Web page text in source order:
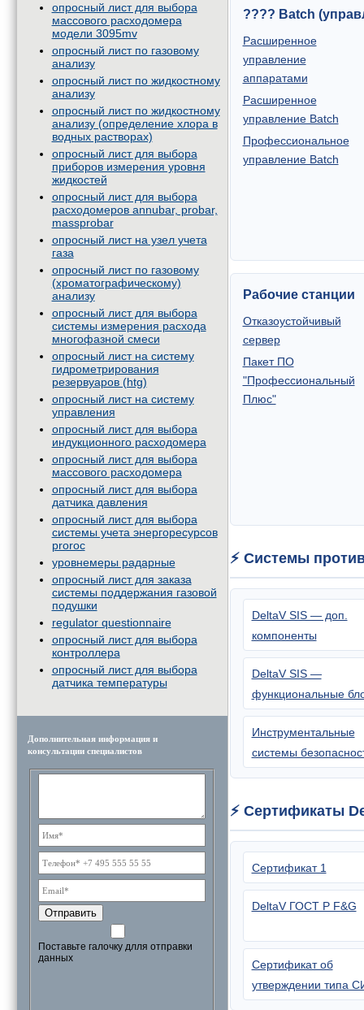
опросный лист для выбора
массового расходомера
модели 3095mv
опросный лист по газовому
анализу
опросный лист по жидкостному
анализу
опросный лист по жидкостному
анализу (определение хлора в
водных растворах)
опросный лист для выбора
приборов измерения уровня
жидкостей
опросный лист для выбора
расходомеров annubar, probar,
massprobar
опросный лист на узел учета
газа
опросный лист по газовому
(хроматографическому)
анализу
опросный лист для выбора
системы измерения расхода
многофазной смеси
опросный лист на систему
гидрометрирования
резервуаров (htg)
опросный лист на систему
управления
опросный лист для выбора
индукционного расходомера
опросный лист для выбора
массового расходомера
опросный лист для выбора
датчика давления
опросный лист для выбора
системы учета энергоресурсов
proroc
уровнемеры радарные
опросный лист для заказа
системы поддержания газовой
подушки
regulator questionnaire
опросный лист для выбора
контроллера
опросный лист для выбора
датчика температуры
Дополнительная информация и
консультации специалистов
Отправить
Поставьте галочку длля отправки
данных
???? Batch
Расширенное
управление
аппаратами
Расширенное
управление Batch
Профессиональное
управление Batch
Рабочие станции
Отказоустойчивый
сервер
Пакет ПО
"Профессиональный
Плюс"
⚡ Системы
DeltaV SIS — доп.
компоненты
DeltaV SIS —
функциональные
Инструментальные
системы
⚡ Сертификаты
Сертификат 1
DeltaV ГОСТ Р F&G
Сертификат об
утверждении типа